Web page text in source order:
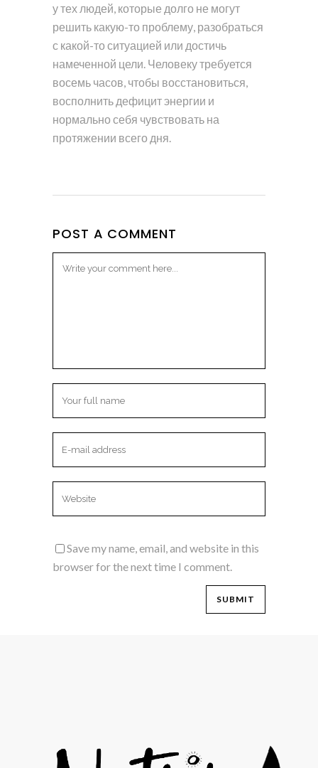
у тех людей, которые долго не могут
решить какую-то проблему, разобраться
с какой-то ситуацией или достичь
намеченной цели. Человеку требуется
восемь часов, чтобы восстановиться,
восполнить дефицит энергии и
нормально себя чувствовать на
протяжении всего дня.
POST A COMMENT
Save my name, email, and website in this
browser for the next time I comment.